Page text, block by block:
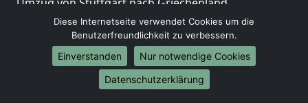
Umzug von Stuttgart nach Italien
Umzug von Stuttgart nach Liechtenstein
Umzug von Stuttgart nach Luxemburg
Umzug von Stuttgart nach Niederlande
Umzug von Stuttgart nach Norwegen
Diese Internetseite verwendet Cookies um die
Benutzerfreundlichkeit zu verbessern.
Einverstanden
Nur notwendige Cookies
Datenschutzerklärung